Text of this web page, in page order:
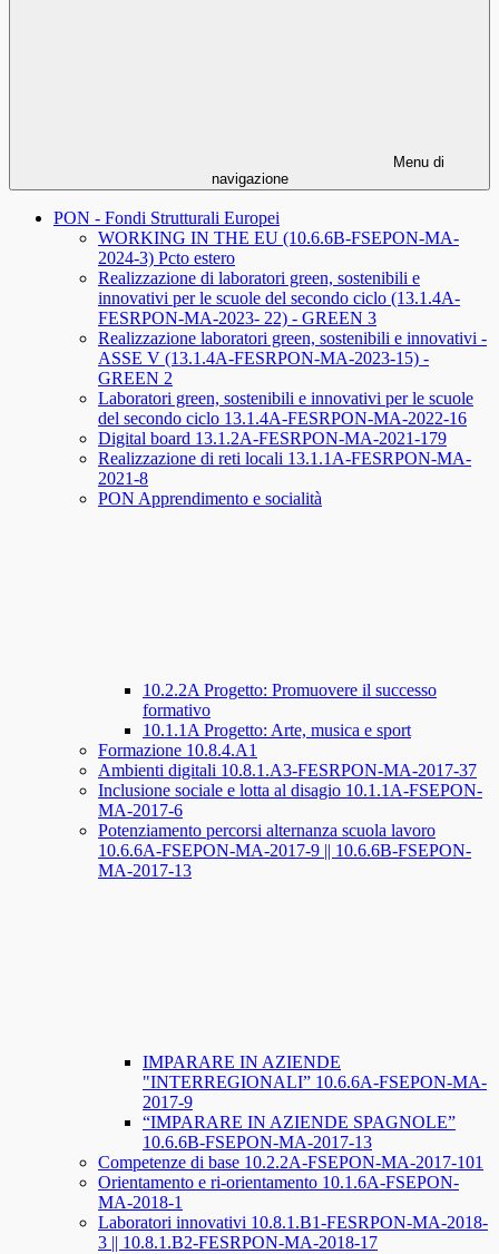
Menu di
navigazione
PON - Fondi Strutturali Europei
WORKING IN THE EU (10.6.6B-FSEPON-MA-
2024-3) Pcto estero
Realizzazione di laboratori green, sostenibili e
innovativi per le scuole del secondo ciclo (13.1.4A-
FESRPON-MA-2023- 22) - GREEN 3
Realizzazione laboratori green, sostenibili e innovativi -
ASSE V (13.1.4A-FESRPON-MA-2023-15) -
GREEN 2
Laboratori green, sostenibili e innovativi per le scuole
del secondo ciclo 13.1.4A-FESRPON-MA-2022-16
Digital board 13.1.2A-FESRPON-MA-2021-179
Realizzazione di reti locali 13.1.1A-FESRPON-MA-
2021-8
PON Apprendimento e socialità
10.2.2A Progetto: Promuovere il successo
formativo
10.1.1A Progetto: Arte, musica e sport
Formazione 10.8.4.A1
Ambienti digitali 10.8.1.A3-FESRPON-MA-2017-37
Inclusione sociale e lotta al disagio 10.1.1A-FSEPON-
MA-2017-6
Potenziamento percorsi alternanza scuola lavoro
10.6.6A-FSEPON-MA-2017-9 || 10.6.6B-FSEPON-
MA-2017-13
IMPARARE IN AZIENDE
"INTERREGIONALI” 10.6.6A-FSEPON-MA-
2017-9
“IMPARARE IN AZIENDE SPAGNOLE”
10.6.6B-FSEPON-MA-2017-13
Competenze di base 10.2.2A-FSEPON-MA-2017-101
Orientamento e ri-orientamento 10.1.6A-FSEPON-
MA-2018-1
Laboratori innovativi 10.8.1.B1-FESRPON-MA-2018-
3 || 10.8.1.B2-FESRPON-MA-2018-17